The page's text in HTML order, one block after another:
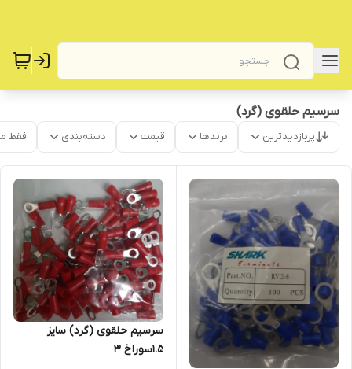
سرسیم حلقوی (گرد)
پربازدیدترین برندها قیمت دسته‌بندی فقط
سرسیم حلقوی (گرد) سایز
1.5سوراخ 3